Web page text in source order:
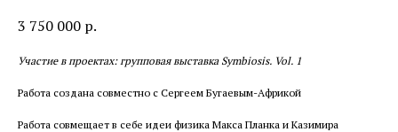
3 750 000 р.
Участие в проектах: групповая выставка Symbiosis. Vol. 1
Работа создана совместно с Сергеем Бугаевым-Африкой
Работа совмещает в себе идеи физика Макса Планка и Казимира